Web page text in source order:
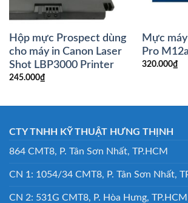
Hộp mực Prospect dùng
cho máy in Canon Laser
Shot LBP3000 Printer
245.000₫
Mực
Pro M12a
320.000₫
CTY TNHH KỸ THUẬT HƯNG THỊNH
864 CMT8, P. Tân Sơn Nhất, TP.HCM
CN 1: 1054/34 CMT8, P. Tân Sơn Nhất,
CN 2: 531G CMT8, P. Hòa Hưng, TP.HCM